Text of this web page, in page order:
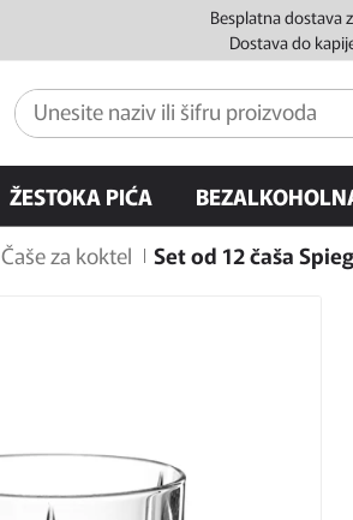
Besplatna dostava
Dostava do
ŽESTOKA PIĆA
Čaše za koktel Set od 12 čaša